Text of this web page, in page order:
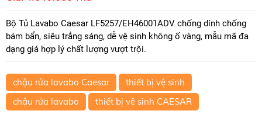
Bộ Tủ Lavabo Caesar LF5257/EH46001ADV chống dính chống
bám bẩn, siêu trắng sáng, dễ vệ sinh không ố vàng, mẫu mã đa
dạng giá hợp lý chất lượng vượt trội.
chậu rửa lavabo Caesar
thiết bị vệ sinh
chậu rửa lavabo
thiết bị vệ sinh CAESAR